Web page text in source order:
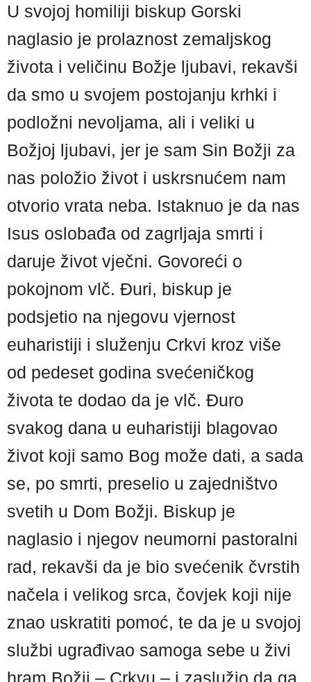
U svojoj homiliji biskup Gorski
naglasio je prolaznost zemaljskog
života i veličinu Božje ljubavi, rekavši
da smo u svojem postojanju krhki i
podložni nevoljama, ali i veliki u
Božjoj ljubavi, jer je sam Sin Božji za
nas položio život i uskrsnućem nam
otvorio vrata neba. Istaknuo je da nas
Isus oslobađa od zagrljaja smrti i
daruje život vječni. Govoreći o
pokojnom vlč. Đuri, biskup je
podsjetio na njegovu vjernost
euharistiji i služenju Crkvi kroz više
od pedeset godina svećeničkog
života te dodao da je vlč. Đuro
svakog dana u euharistiji blagovao
život koji samo Bog može dati, a sada
se, po smrti, preselio u zajedništvo
svetih u Dom Božji. Biskup je
naglasio i njegov neumorni pastoralni
rad, rekavši da je bio svećenik čvrstih
načela i velikog srca, čovjek koji nije
znao uskratiti pomoć, te da je u svojoj
službi ugrađivao samoga sebe u živi
hram Božji – Crkvu – i zaslužio da ga